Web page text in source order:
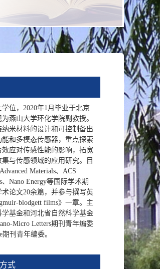
位，2020年1月毕业于北京
燕山大学环化学院副教授。
纳米材料的设计和可控制备出
和多模态传感器， 重点探索
应对传感性能的影响， 拓宽
与传感领域的应用研究。目
Advanced Materials、 ACS
、Nano Energy等国际学术期
论文20余篇，并参与撰写英
blodgett films》一章。主
基金和河北省自然科学基金
Micro Letters期刊青年编委
期刊青年编委。
式